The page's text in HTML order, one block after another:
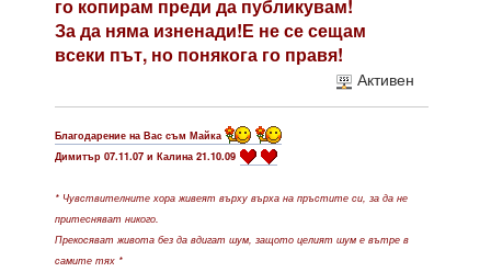
го копирам преди да публикувам!
За да няма изненади!Е не се сещам
всеки път, но понякога го правя!
Активен
Благодарение на Вас съм Майка
Димитър 07.11.07 и Калина 21.10.09
* Чувствителните хора живеят върху върха на пръстите си, за да не
притесняват никого.
Прекосяват живота без да вдигат шум, защото целият шум е вътре в
самите тях *